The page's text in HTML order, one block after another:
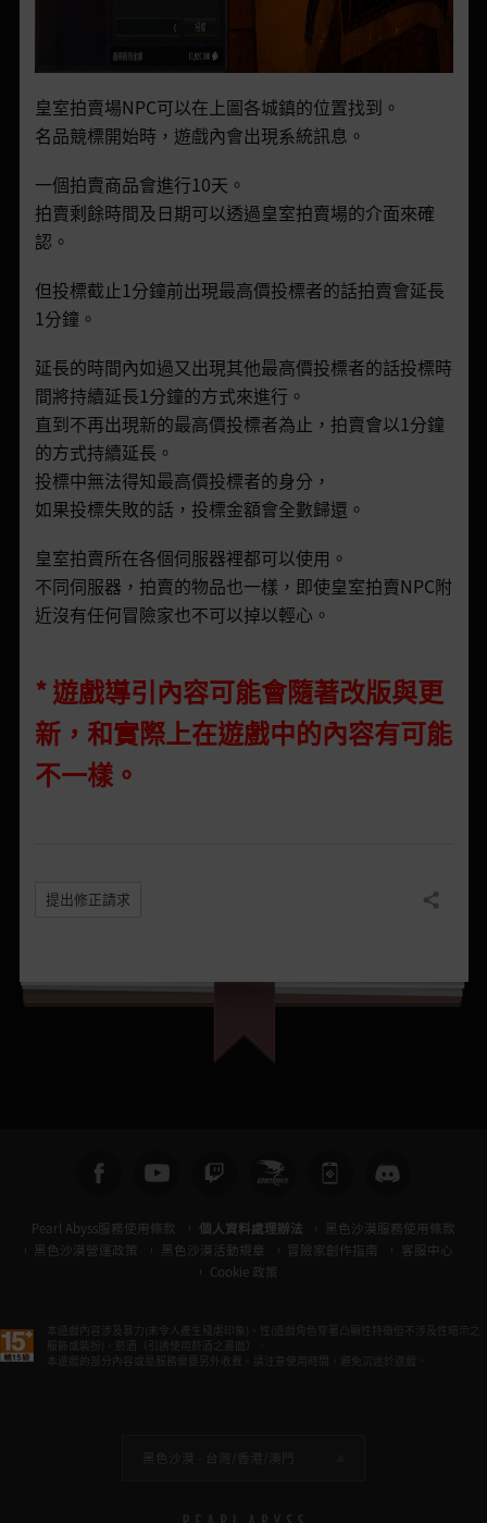
皇室拍賣場NPC可以在上圖各城鎮的位置找到。
名品競標開始時，遊戲內會出現系統訊息。
一個拍賣商品會進行10天。
拍賣剩餘時間及日期可以透過皇室拍賣場的介面來確
認。
但投標截止1分鐘前出現最高價投標者的話拍賣會延長
1分鐘。
延長的時間內如過又出現其他最高價投標者的話投標時
間將持續延長1分鐘的方式來進行。
直到不再出現新的最高價投標者為止，拍賣會以1分鐘
的方式持續延長。
投標中無法得知最高價投標者的身分，
如果投標失敗的話，投標金額會全數歸還。
皇室拍賣所在各個伺服器裡都可以使用。
不同伺服器，拍賣的物品也一樣，即使皇室拍賣NPC附
近沒有任何冒險家也不可以掉以輕心。
* 遊戲導引內容可能會隨著改版與更
新，和實際上在遊戲中的內容有可能
不一樣。
提出修正請求 分享
Pearl Abyss服務使用條款 個人資料處理辦法
黑色沙漠服務使用條款
黑色沙漠營運政策
黑色沙漠活動規章 冒險家創作指南
客服中心
Cookie 政策
本遊戲內容涉及暴力(未令人產生殘虐印象)、性(遊戲角色穿著凸顯性特徵但不涉及性暗示之
服飾或裝扮)、菸酒（引誘使用菸酒之畫面）。
本遊戲的部分內容或是服務需要另外收費。請注意使用時間，避免沉迷於遊戲。
黑色沙漠 - 台灣/香港/澳門